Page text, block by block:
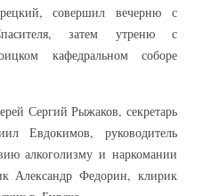
совершил вечерню с
затем утреню с
кафедральном соборе
Сергий Рыжаков, секретарь
Евдокимов, руководитель
алкоголизму и наркомании
Александр Федорин, клирик